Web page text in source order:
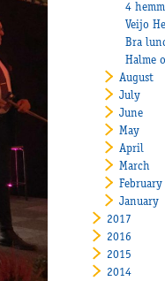
4
Bra
Halme
August
July
June
May
April
March
February
January
2017
2016
2015
2014